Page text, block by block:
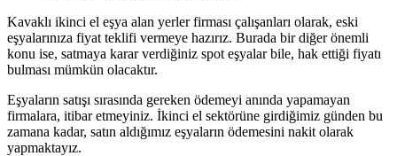
Kavaklı ikinci el eşya alan yerler firması çalışanları olarak, eski
eşyalarınıza fiyat teklifi vermeye hazırız. Burada bir diğer önemli
konu ise, satmaya karar verdiğiniz spot eşyalar bile, hak ettiği fiyatı
bulması mümkün olacaktır.
Eşyaların satışı sırasında gereken ödemeyi anında yapamayan
firmalara, itibar etmeyiniz. İkinci el sektörüne girdiğimiz günden bu
zamana kadar, satın aldığımız eşyaların ödemesini nakit olarak
yapmaktayız.